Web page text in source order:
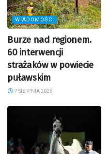
WIADOMOŚCI
Burze nad regionem.
60 interwencji
strażaków w powiecie
puławskim
7 SIERPNIA 2026